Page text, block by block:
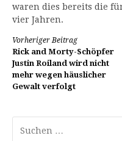
waren dies bereits die
vier Jahren.
Weiterlesen
Vorheriger Beitrag
Rick and Morty-Schöpfer
Justin Roiland wird nicht
mehr wegen häuslicher
Gewalt verfolgt
nach: